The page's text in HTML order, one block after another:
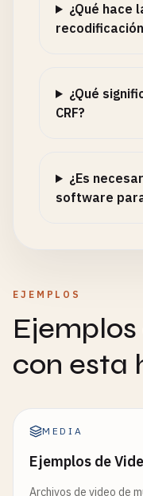
¿Qué hace
¿Qué
CRF?
¿Es
software
EJEMPLOS
con esta
MEDIA
Ejemplos de
Archivos de video de